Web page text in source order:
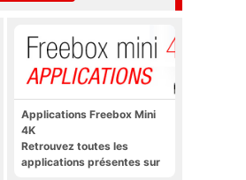
Applications Freebox Mini
4K
Retrouvez toutes les
applications présentes sur